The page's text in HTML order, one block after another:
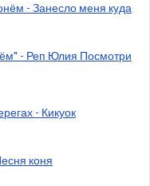
- Занесло меня куда
- Реп Юлия Посмотри
- Кикуок
коня